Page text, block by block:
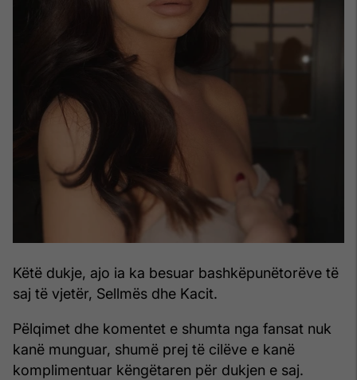
Këtë dukje, ajo ia ka besuar bashkëpunëtorëve të
saj të vjetër, Sellmës dhe Kacit.
Pëlqimet dhe komentet e shumta nga fansat nuk
kanë munguar, shumë prej të cilëve e kanë
komplimentuar këngëtaren për dukjen e saj.